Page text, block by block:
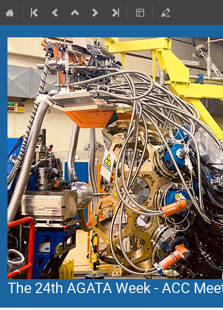
The 24th AGATA Week - ACC